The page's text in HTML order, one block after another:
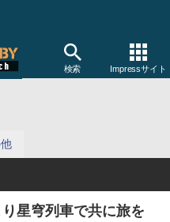
検索 Impressサイト
星穹列車で共に旅を